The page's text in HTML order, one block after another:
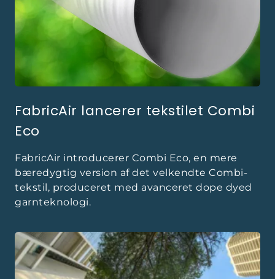
budgettet.
FabricAir lancerer tekstilet Combi
Eco
FabricAir introducerer Combi Eco, en mere
bæredygtig version af det velkendte Combi-
tekstil, produceret med avanceret dope dyed
garnteknologi.